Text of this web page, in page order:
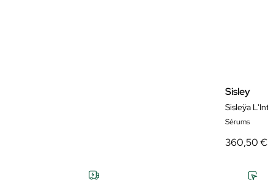
Sisley
Sérums
360,50 €